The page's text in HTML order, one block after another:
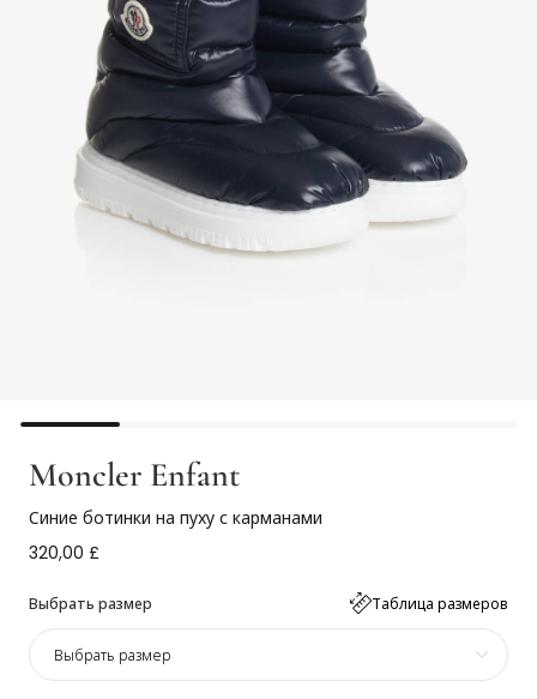
Moncler Enfant
Синие ботинки на пуху с карманами
320,00 £
Выбрать размер Таблица размеров
Выбрать размер